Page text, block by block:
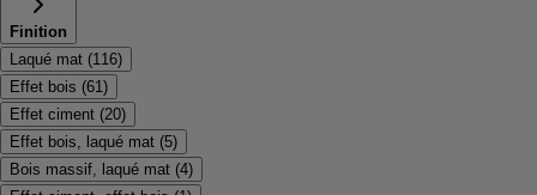
Finition
Laqué mat (116)
Effet bois (61)
Effet ciment (20)
Effet bois, laqué mat (5)
Bois massif, laqué mat (4)